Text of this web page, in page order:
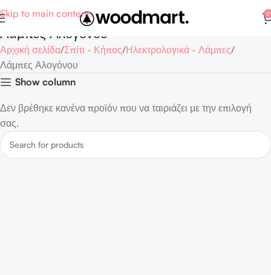
Skip to main content 0
Λάμπες Αλογόνου
Αρχική σελίδα Σπίτι - Κήπος Ηλεκτρολογικά - Λάμπες
Λάμπες Αλογόνου
Show column
Δεν βρέθηκε κανένα προϊόν που να ταιριάζει με την επιλογή
σας.